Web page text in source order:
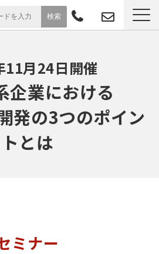
導入事例
お役立ち情報
セミナー
11月24日開催
企業における
発の3つのポイン
トとは
ミナー